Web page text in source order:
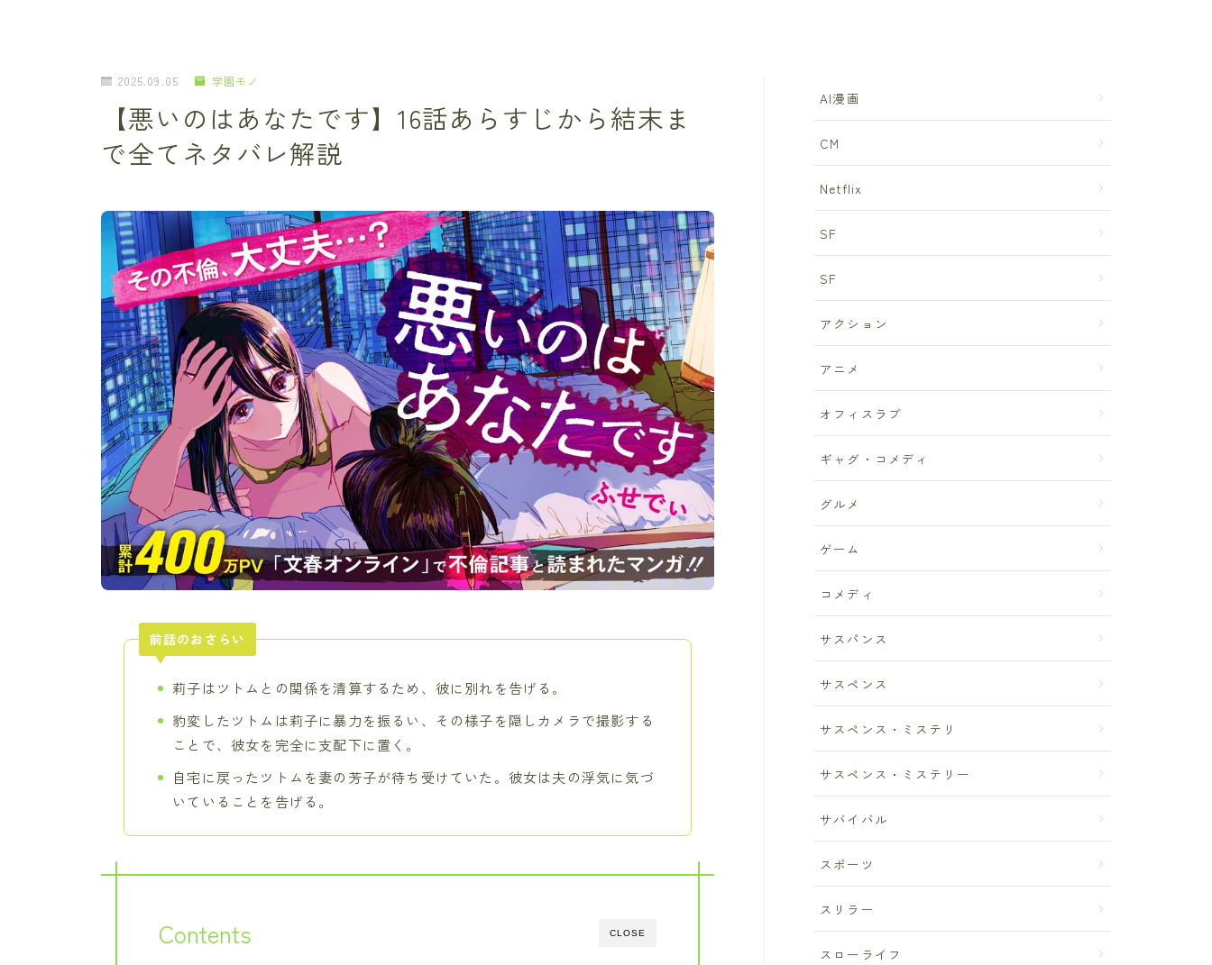
2025.09.05 学園モノ
【悪いのはあなたです】16話あらすじから結末ま
で全てネタバレ解説
前話のおさらい
莉子はツトムとの関係を清算するため、彼に別れを告げる。
豹変したツトムは莉子に暴力を振るい、その様子を隠しカメラで撮影する
ことで、彼女を完全に支配下に置く。
自宅に戻ったツトムを妻の芳子が待ち受けていた。彼女は夫の浮気に気づ
いていることを告げる。
CLOSE
Contents
AI漫画
CM
Netflix
SF
SF
アクション
アニメ
オフィスラブ
ギャグ・コメディ
グルメ
ゲーム
コメディ
サスパンス
サスペンス
サスペンス・ミステリ
サスペンス・ミステリー
サバイバル
スポーツ
スリラー
スローライフ